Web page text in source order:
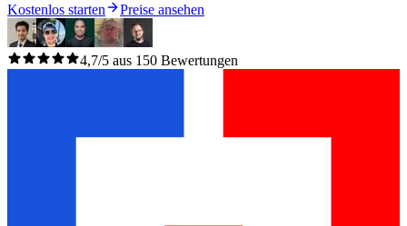
Kostenlos starten Preise ansehen
4,7/5 aus 150 Bewertungen